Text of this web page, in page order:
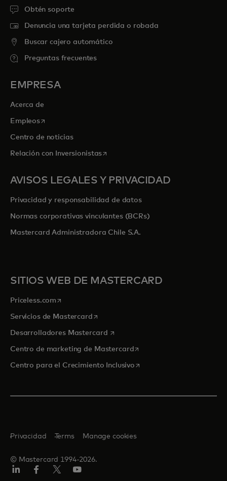
Obtén soporte
Denuncia una tarjeta perdida o robada
Buscar cajero automático
Preguntas frecuentes
EMPRESA
Acerca de
Empleosse abre en una pestaña nueva
Centro de noticias
Relación con Inversionistasse abre en una pestaña nueva
AVISOS LEGALES Y PRIVACIDAD
Privacidad y responsabilidad de datos
Normas corporativas vinculantes (BCRs)
Mastercard Administradora Chile S.A.
SITIOS WEB DE MASTERCARD
Priceless.com se abre en una pestaña nueva
Servicios de Mastercardse abre en una pestaña nueva
Desarrolladores Mastercard se abre en una pestaña nueva
Centro de marketing de Mastercardse abre en una pestaña
Centro para el Crecimiento Inclusivose abre en una pestaña
© Mastercard 1994-2026.
Privacidad Terms Manage cookies